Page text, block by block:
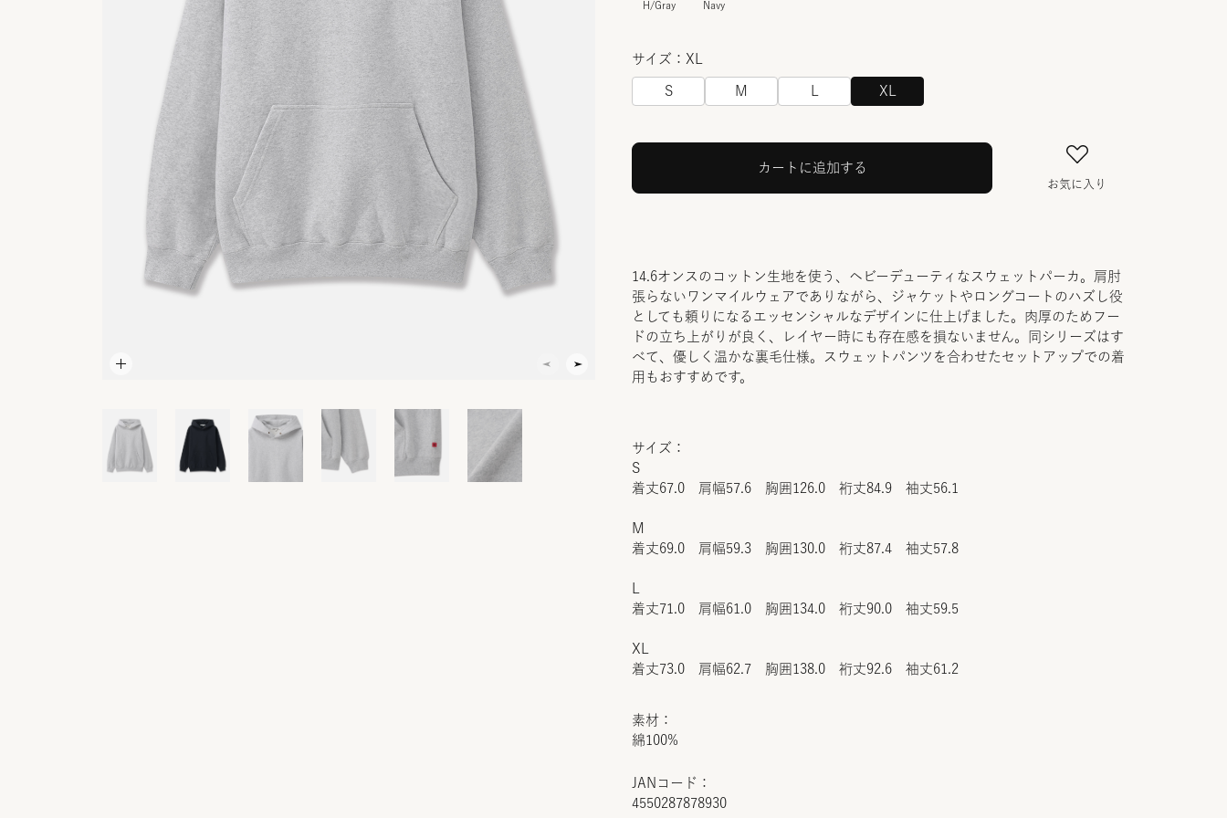
JANコード：
4550287878930
H/Gray Navy
サイズ：XL
S M XL
カートに追加する
お気に入り
14.6オンスのコットン生地を使う、ヘビーデューティなスウェットパーカ。肩肘
張らないワンマイルウェアでありながら、ジャケットやロングコートのハズし役
としても頼りになるエッセンシャルなデザインに仕上げました。肉厚のためフー
ドの立ち上がりが良く、レイヤー時にも存在感を損ないません。同シリーズはす
べて、優しく温かな裏毛仕様。スウェットパンツを合わせたセットアップでの着
用もおすすめです。
サイズ：
S
着丈67.0 肩幅57.6 胸囲126.0 裄丈84.9 袖丈56.1
M
着丈69.0 肩幅59.3 胸囲130.0 裄丈87.4 袖丈57.8
着丈71.0 肩幅61.0 胸囲134.0 裄丈90.0 袖丈59.5
XL
着丈73.0 肩幅62.7 胸囲138.0 裄丈92.6 袖丈61.2
素材：
綿100%